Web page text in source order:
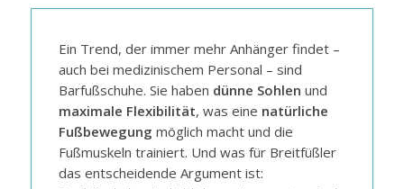
Ein Trend, der immer mehr Anhänger findet –
auch bei medizinischem Personal – sind
Barfußschuhe. Sie haben dünne Sohlen und
maximale Flexibilität, was eine natürliche
Fußbewegung möglich macht und die
Fußmuskeln trainiert. Und was für Breitfüßler
das entscheidende Argument ist: